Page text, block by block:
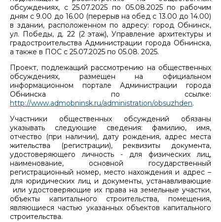
обсуждениях, с 25.07.2025 по 05.08.2025 по рабочим
дням с 9.00 до 16.00 (перерыв на обед с 13.00 до 14.00)
в здании, расположенном по адресу: город Обнинск,
ул. Победы, д. 22 (2 этаж), Управление архитектуры и
градостроительства Администрации города Обнинска,
а также в ПОС с 25.07.2025 по 05.08. 2025.
Проект, подлежащий рассмотрению на общественных
обсуждениях, размещен на официальном
информационном портале Администрации города
Обнинска по ссылке:
http://www.admobninsk.ru/administration/obsuzhden.
Участники общественных обсуждений обязаны
указывать следующие сведения: фамилию, имя,
отчество (при наличии), дату рождения, адрес места
жительства (регистрации), реквизиты документа,
удостоверяющего личность - для физических лиц,
наименование, основной государственный
регистрационный номер, место нахождения и адрес –
для юридических лиц и документы, устанавливающие
или удостоверяющие их права на земельные участки,
объекты капитального строительства, помещения,
являющиеся частью указанных объектов капитального
строительства.